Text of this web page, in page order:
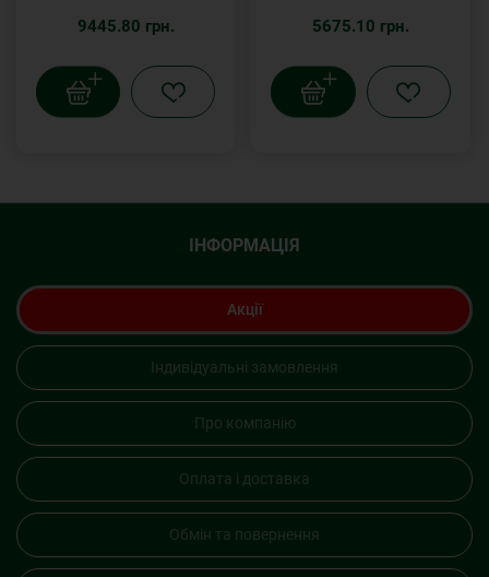
9445.80 грн. 5675.10 грн.
ІНФОРМАЦІЯ
Акції
Індивідуальні замовлення
Про компанію
Оплата і доставка
Обмін та повернення